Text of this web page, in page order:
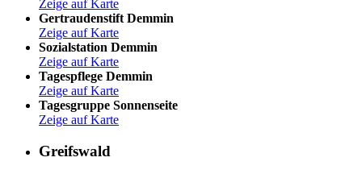
Zeige auf Karte
Gertraudenstift Demmin
Zeige auf Karte
Sozialstation Demmin
Zeige auf Karte
Tagespflege Demmin
Zeige auf Karte
Tagesgruppe Sonnenseite
Zeige auf Karte
Greifswald